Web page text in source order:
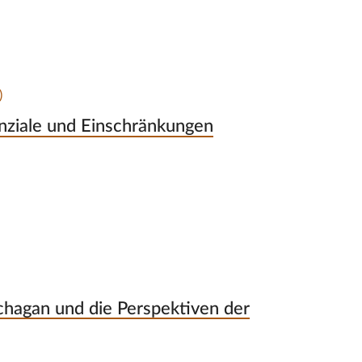
und Einschränkungen
und die Perspektiven der